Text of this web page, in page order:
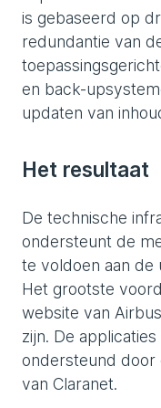
is gebaseerd op
redundantie van
en back-
updaten van
Het resultaat
De technische
ondersteunt de
te voldoen aan de
Het grootste
website van
zijn. De
ondersteund door
van Claranet.